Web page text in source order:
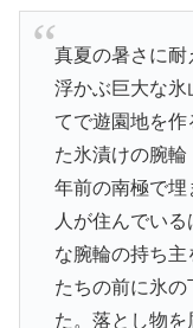
真夏の暑さに耐
浮かぶ巨大な
てで遊園地を
た氷漬けの腕
年前の南極で埋
人が住んでい
な腕輪の持ち
たちの前に氷
た。落とし物